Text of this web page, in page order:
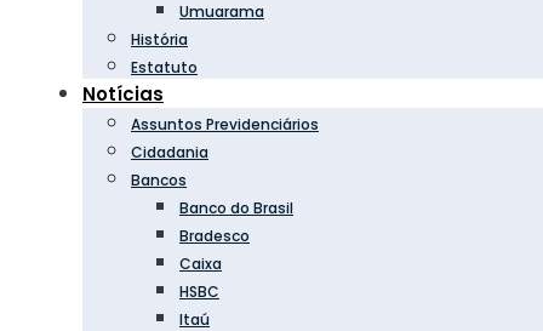
Umuarama
História
Estatuto
Notícias
Assuntos Previdenciários
Cidadania
Bancos
Banco do Brasil
Bradesco
Caixa
HSBC
Itaú